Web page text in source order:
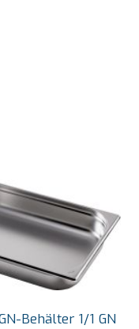
Behälter 1/1 GN